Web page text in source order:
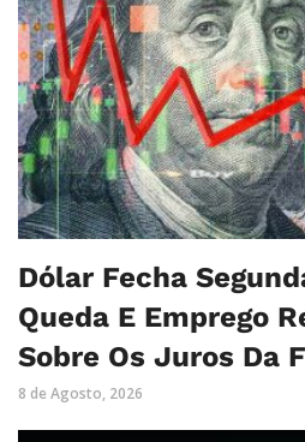
Dólar Fecha
Queda E Emprego
Sobre Os Juros Da
8 de Agosto, 2026